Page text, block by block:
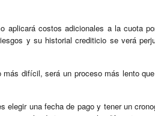
aplicará costos adicionales a la cuota
y su historial crediticio se verá
difícil, será un proceso más lento
elegir una fecha de pago y tener un